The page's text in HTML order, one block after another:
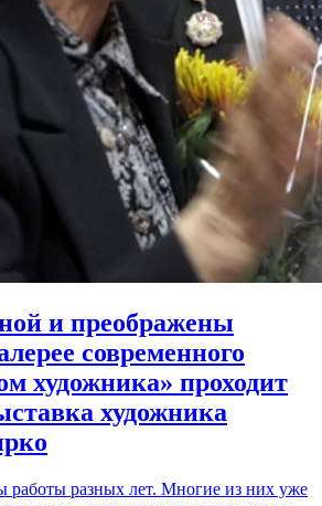
и преображены
современного
художника» проходит
художника
работы разных лет. Многие из них уже